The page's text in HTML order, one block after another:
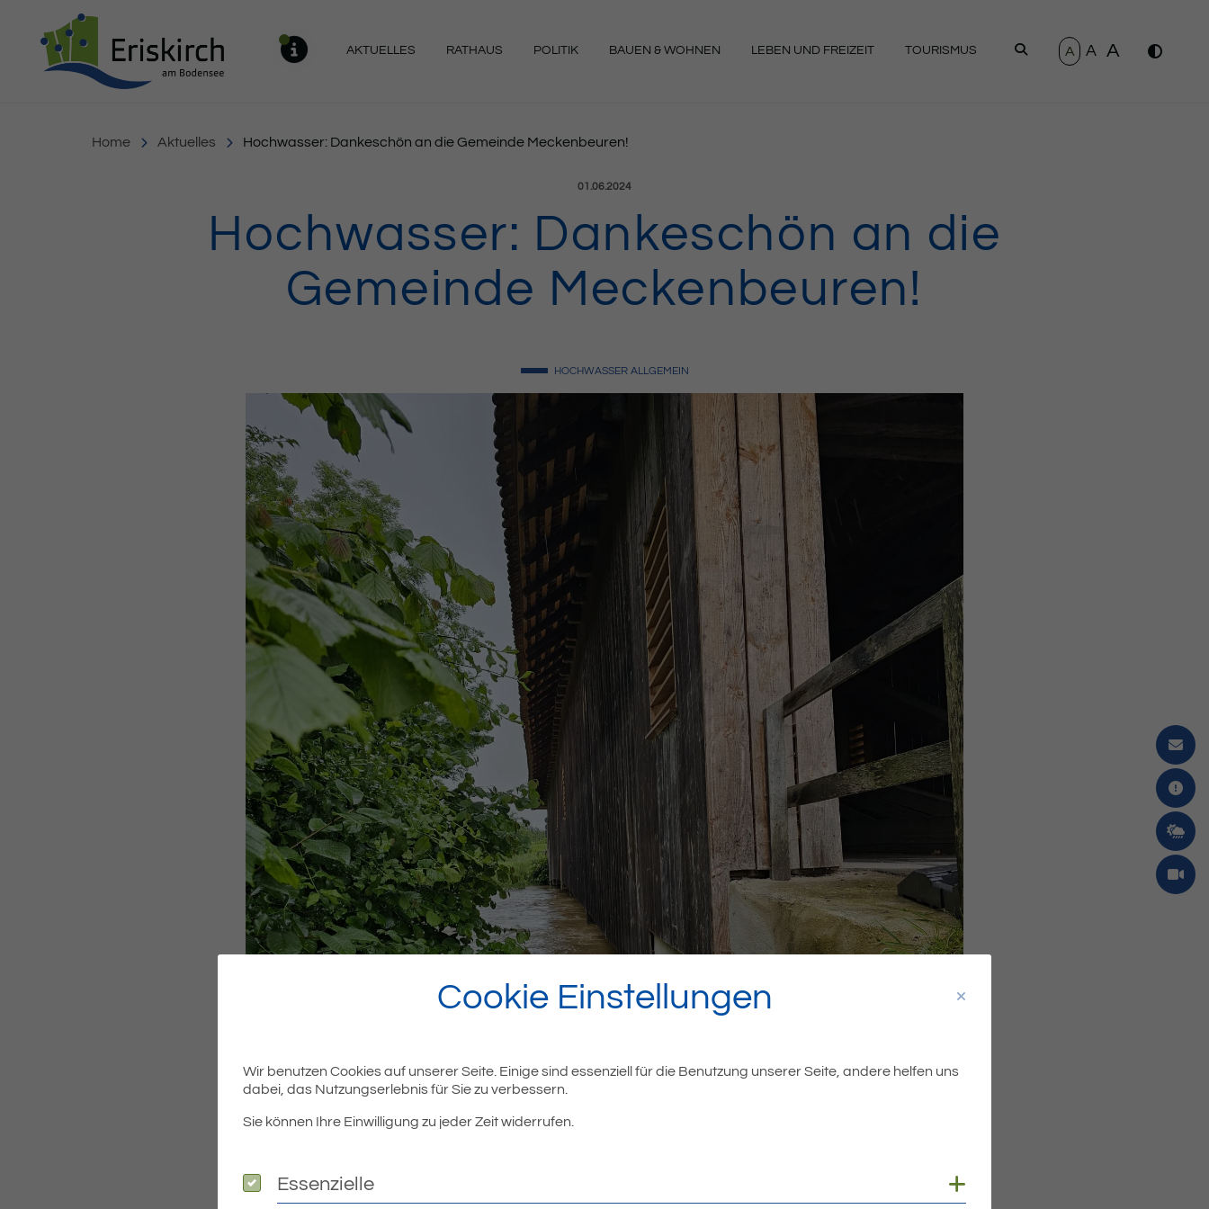
AKTUELLES RATHAUS POLITIK BAUEN & WOHNEN LEBEN UND FREIZEIT TOURISMUS SUCHEN
A A A
Home Aktuelles Hochwasser: Dankeschön an die Gemeinde Meckenbeuren!
Veröffentlicht am:
01.06.2024
Hochwasser: Dankeschön an die
Gemeinde Meckenbeuren!
HOCHWASSER ALLGEMEIN
Cookie Einstellungen
Wir benutzen Cookies auf unserer Seite. Einige sind essenziell für die Benutzung unserer Seite, andere helfen uns
dabei, das Nutzungserlebnis für Sie zu verbessern.
Sie können Ihre Einwilligung zu jeder Zeit widerrufen.
Essenzielle
Essenzielle